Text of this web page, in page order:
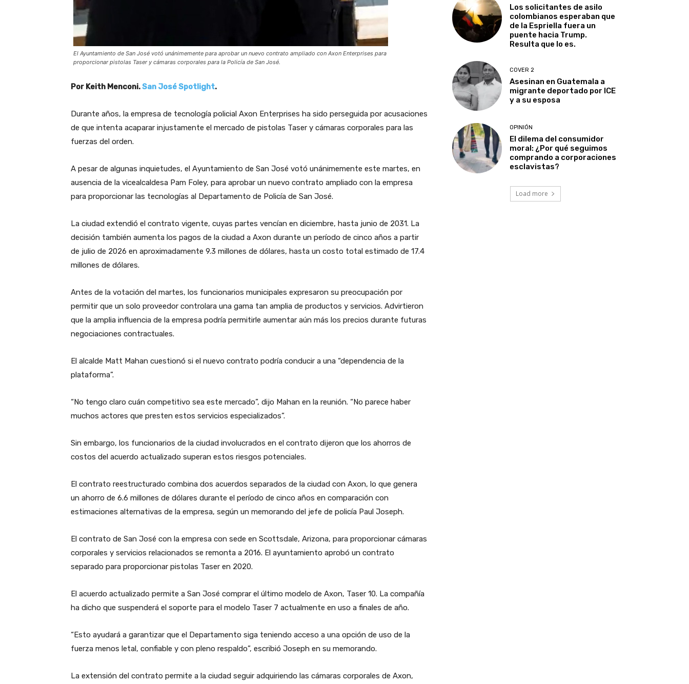
El Ayuntamiento de San José votó unánimemente para aprobar un nuevo contrato ampliado con Axon Enterprises para
proporcionar pistolas Taser y cámaras corporales para la Policía de San José.
Por Keith Menconi.San José Spotlight.
Durante años, la empresa de tecnología policial Axon Enterprises ha sido perseguida por acusaciones
de que intenta acaparar injustamente el mercado de pistolas Taser y cámaras corporales para las
fuerzas del orden.
A pesar de algunas inquietudes, el Ayuntamiento de San José votó unánimemente este martes, en
ausencia de la vicealcaldesa Pam Foley, para aprobar un nuevo contrato ampliado con la empresa
para proporcionar las tecnologías al Departamento de Policía de San José.
La ciudad extendió el contrato vigente, cuyas partes vencían en diciembre, hasta junio de 2031. La
decisión también aumenta los pagos de la ciudad a Axon durante un período de cinco años a partir
de julio de 2026 en aproximadamente 9.3 millones de dólares, hasta un costo total estimado de 17.4
millones de dólares.
Antes de la votación del martes, los funcionarios municipales expresaron su preocupación por
permitir que un solo proveedor controlara una gama tan amplia de productos y servicios. Advirtieron
que la amplia influencia de la empresa podría permitirle aumentar aún más los precios durante futuras
negociaciones contractuales.
El alcalde Matt Mahan cuestionó si el nuevo contrato podría conducir a una “dependencia de la
plataforma”.
“No tengo claro cuán competitivo sea este mercado”, dijo Mahan en la reunión. “No parece haber
muchos actores que presten estos servicios especializados”.
Sin embargo, los funcionarios de la ciudad involucrados en el contrato dijeron que los ahorros de
costos del acuerdo actualizado superan estos riesgos potenciales.
El contrato reestructurado combina dos acuerdos separados de la ciudad con Axon, lo que genera
un ahorro de 6.6 millones de dólares durante el período de cinco años en comparación con
estimaciones alternativas de la empresa, según un memorando del jefe de policía Paul Joseph.
El contrato de San José con la empresa con sede en Scottsdale, Arizona, para proporcionar cámaras
corporales y servicios relacionados se remonta a 2016. El ayuntamiento aprobó un contrato
separado para proporcionar pistolas Taser en 2020.
El acuerdo actualizado permite a San José comprar el último modelo de Axon, Taser 10. La compañía
ha dicho que suspenderá el soporte para el modelo Taser 7 actualmente en uso a finales de año.
“Esto ayudará a garantizar que el Departamento siga teniendo acceso a una opción de uso de la
fuerza menos letal, confiable y con pleno respaldo”, escribió Joseph en su memorando.
La extensión del contrato permite a la ciudad seguir adquiriendo las cámaras corporales de Axon,
Los solicitantes de asilo
colombianos esperaban que
de la Espriella fuera un
puente hacia Trump.
Resulta que lo es.
COVER 2
Asesinan en Guatemala a
migrante deportado por ICE
y a su esposa
OPINIÓN
El dilema del consumidor
moral: ¿Por qué seguimos
comprando a corporaciones
esclavistas?
Load more